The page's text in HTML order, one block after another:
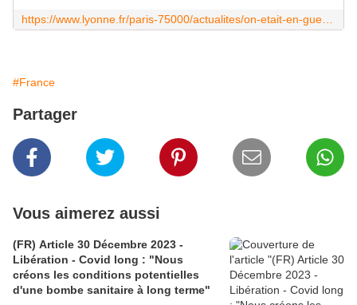
#France
Partager
Vous aimerez aussi
(FR) Article 30 Décembre 2023 -
Libération - Covid long : "Nous
créons les conditions potentielles
d'une bombe sanitaire à long terme"